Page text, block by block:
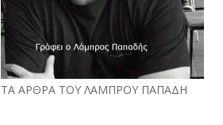
ΤΑ ΑΡΘΡΑ ΤΟΥ ΛΑΜΠΡΟΥ ΠΑΠΑΔΗ